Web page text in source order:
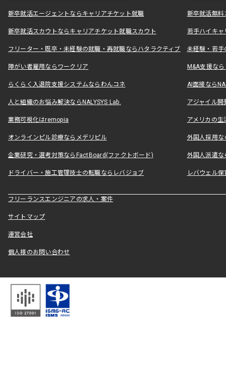
新卒就活エージェントならキャリアチケット就職 新卒就活無料
新卒就活スカウトならキャリアチケット就職スカウト 若手ハイキ
フリーター・既卒・未経験の就職・再就職ならハタラクティブ 未経験・若手
障がい者雇用ならワークリア M&A支援な
らくらく入退院支援システムならわんコネ AI面接なら
人と組織のお悩み解決ならNALYSYS Lab. アジャイル
業務可視化はremopia アメリカの
オンラインピル診療ならメデリピル 外国人採用
企業研究・選考対策ならFactBoard(ファクトボード) 外国人派遣な
ドライバー・施工管理技士の転職ならレバジョブ レバウェル
フリーランスエンジニアの求人・案件
サイトマップ
運営会社
個人様のお問い合わせ